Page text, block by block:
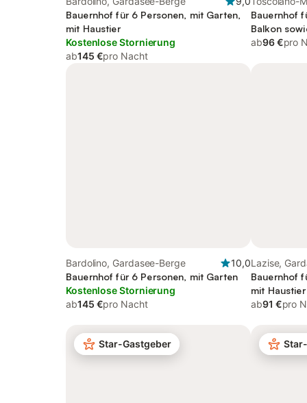
Bauernhof für 6 Personen, mit Garten,
mit Haustier
Kostenlose Stornierung
ab145 €pro Nacht
Berge
Bauernhof
Balkon
ab96 €pro
Bardolino, Gardasee-Berge
10,0
Bauernhof für 6 Personen, mit Garten
Kostenlose Stornierung
ab145 €pro Nacht
Lazise,
Bauernhof
mit Haustier
ab91 €pro
Star-Gastgeber